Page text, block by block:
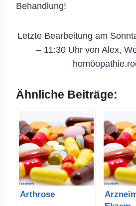
Behandlung!
Letzte Bearbeitung am
– 11:30 Uhr von Alex,
Ähnliche Beiträge:
Arthrose